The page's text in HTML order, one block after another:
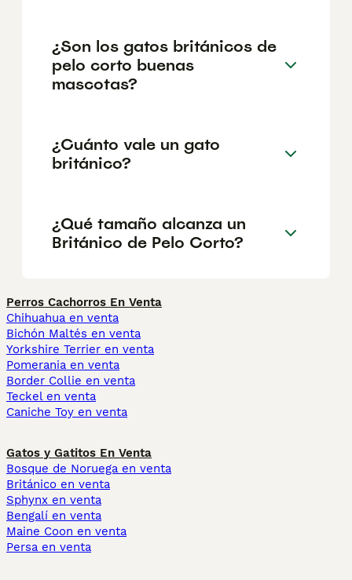
¿Son los gatos británicos de
pelo corto buenas
mascotas?
¿Cuánto vale un gato
británico?
¿Qué tamaño alcanza un
Británico de Pelo Corto?
Perros Cachorros En Venta
Chihuahua en venta
Bichón Maltés en venta
Yorkshire Terrier en venta
Pomerania en venta
Border Collie en venta
Teckel en venta
Caniche Toy en venta
Gatos y Gatitos En Venta
Bosque de Noruega en venta
Británico en venta
Sphynx en venta
Bengalí en venta
Maine Coon en venta
Persa en venta